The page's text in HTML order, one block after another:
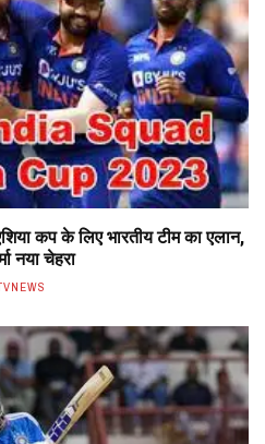
कप के लिए भारतीय टीम का एलान,
नया चेहरा